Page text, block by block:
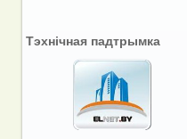
Тэхнічная падтрымка